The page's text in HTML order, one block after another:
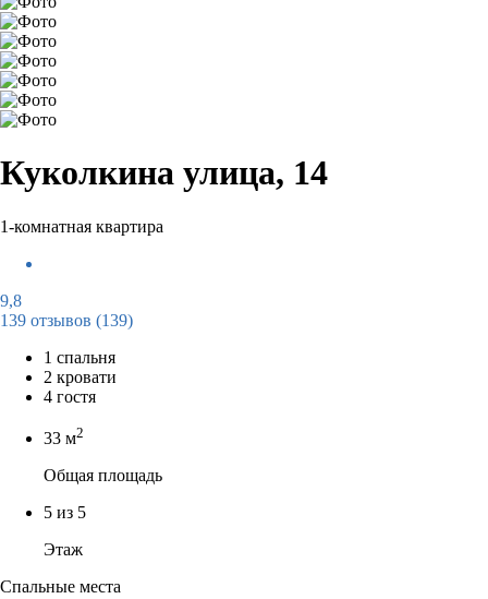
Куколкина улица, 14
1-комнатная квартира
9,8
139 отзывов (139)
1 спальня
2 кровати
4 гостя
33 м2
Общая площадь
5 из 5
Этаж
Спальные места